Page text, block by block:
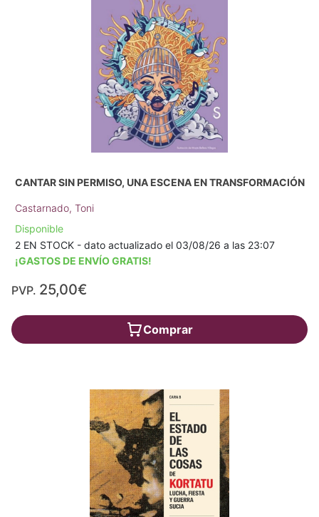
CANTAR SIN PERMISO, UNA ESCENA EN TRANSFORMACIÓN
Castarnado, Toni
Disponible
2 EN STOCK - dato actualizado el 03/08/26 a las 23:07
¡GASTOS DE ENVÍO GRATIS!
PVP. 25,00€
Comprar